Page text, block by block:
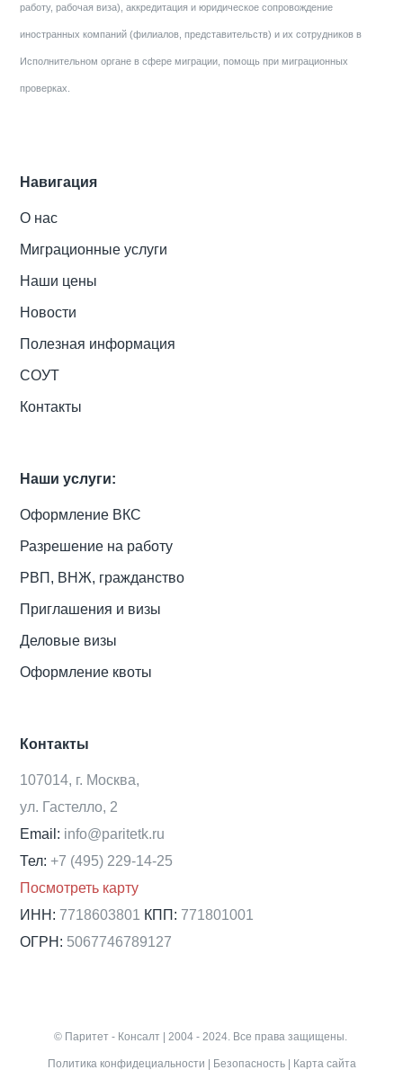
работу, рабочая виза), аккредитация и юридическое сопровождение
иностранных компаний (филиалов, представительств) и их сотрудников в
Исполнительном органе в сфере миграции, помощь при миграционных
проверках.
Навигация
О нас
Миграционные услуги
Наши цены
Новости
Полезная информация
СОУТ
Контакты
Наши услуги:
Оформление ВКС
Разрешение на работу
РВП, ВНЖ, гражданство
Приглашения и визы
Деловые визы
Оформление квоты
Контакты
107014, г. Москва,
ул. Гастелло, 2
Email: info@paritetk.ru
Тел: +7 (495) 229-14-25
Посмотреть карту
ИНН: 7718603801 КПП: 771801001
ОГРН: 5067746789127
© Паритет - Консалт | 2004 - 2024. Все права защищены.
Политика конфидециальности | Безопасность| Карта сайта